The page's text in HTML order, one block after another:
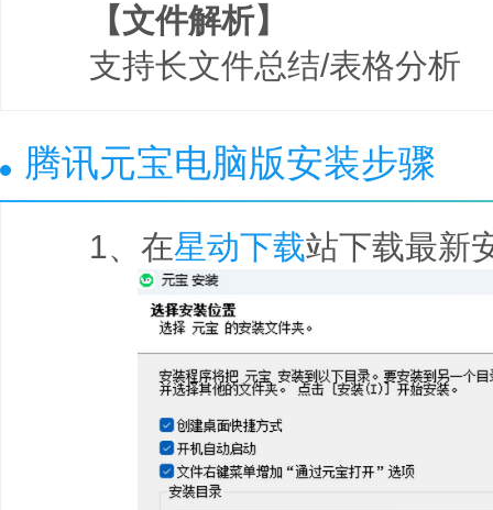
【文件解析】
支持长文件总结/表格分析
腾讯元宝电脑版安装步骤
1、在星动下载站下载最新